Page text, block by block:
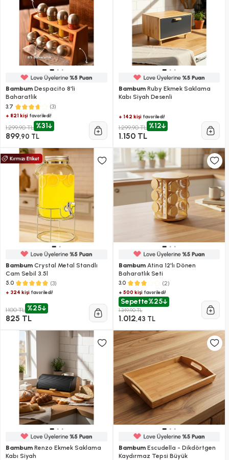
Bambum Despacito 8'li
Baharatlik
3.7 (3)
+ 821 kişi favoriledi!
1.299,90 TL %31
899,90 TL
BambumRuby Ekmek Saklama
Kabı Siyah Desenli
+ 142 kişifavoriledi!
1.299,90 TL %12
1.150 TL
Bambum Crystal Metal Standlı
Cam Sebil 3.5l
5.0 (3)
+ 324 kişi favoriledi!
1.100 TL %25
825 TL
BambumAtina 12'lı Dönen
Baharatlık Seti
3.0 (2)
+ 500 kişifavoriledi!
Sepette%25
1.349,90 TL
1.012,43 TL
Bambum Renzo Ekmek Saklama
Kabı Siyah
BambumEscudella - Dikdörtgen
Kaydırmaz Tepsi Büyük